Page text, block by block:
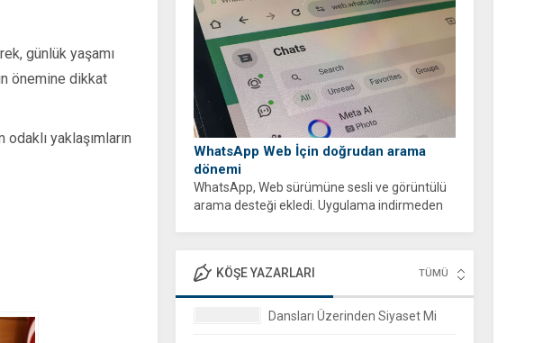
WhatsApp Web İçin doğrudan arama
dönemi
WhatsApp, Web sürümüne sesli ve görüntülü
arama desteği ekledi. Uygulama indirmeden
KÖŞE YAZARLARI TÜMÜ
Evgeni Raychev - Şiirlerim
günlük yaşamı
önemine dikkat
yaklaşımların